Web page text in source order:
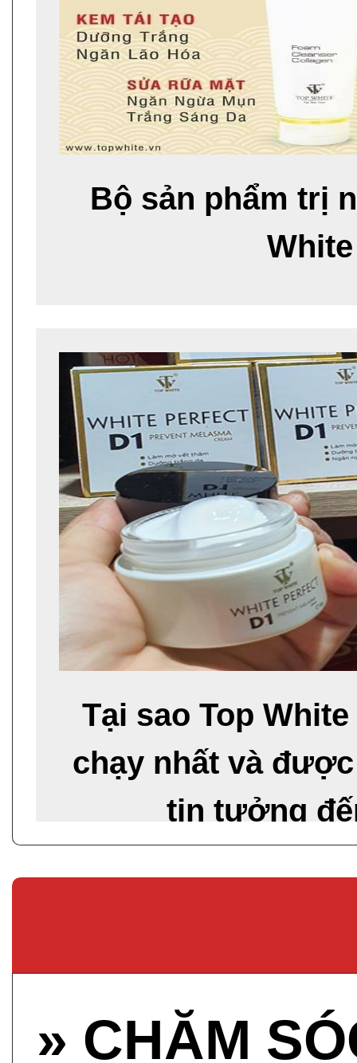
Bộ sản phẩm trị
White
Tại sao Top
chạy nhất và
tin tưởng
» CHĂM